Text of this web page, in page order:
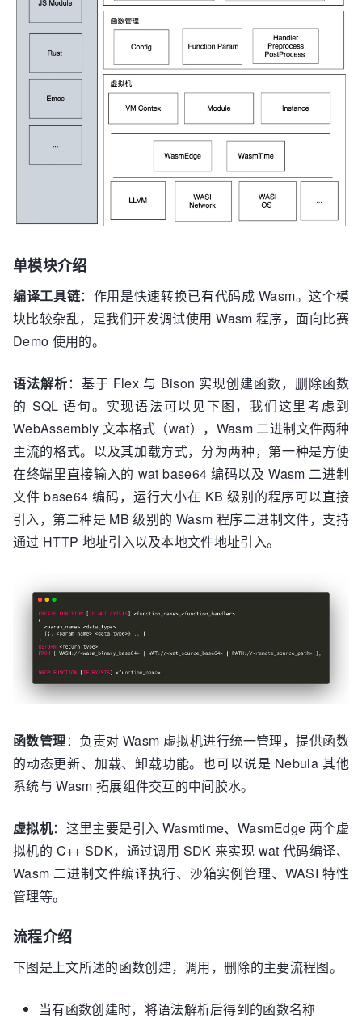
单模块介绍
编译工具链：作用是快速转换已有代码成 Wasm。这个模
块比较杂乱，是我们开发调试使用 Wasm 程序，面向比赛
Demo 使用的。
语法解析：基于 Flex 与 Bison 实现创建函数，删除函数
的 SQL 语句。实现语法可以见下图，我们这里考虑到
WebAssembly 文本格式（wat），Wasm 二进制文件两种
主流的格式。以及其加载方式，分为两种，第一种是方便
在终端里直接输入的 wat base64 编码以及 Wasm 二进制
文件 base64 编码，运行大小在 KB 级别的程序可以直接
引入，第二种是 MB 级别的 Wasm 程序二进制文件，支持
通过 HTTP 地址引入以及本地文件地址引入。
函数管理：负责对 Wasm 虚拟机进行统一管理，提供函数
的动态更新、加载、卸载功能。也可以说是 Nebula 其他
系统与 Wasm 拓展组件交互的中间胶水。
虚拟机：这里主要是引入 Wasmtime、WasmEdge 两个虚
拟机的 C++ SDK，通过调用 SDK 来实现 wat 代码编译、
Wasm 二进制文件编译执行、沙箱实例管理、WASI 特性
管理等。
流程介绍
下图是上文所述的函数创建，调用，删除的主要流程图。
当有函数创建时，将语法解析后得到的函数名称